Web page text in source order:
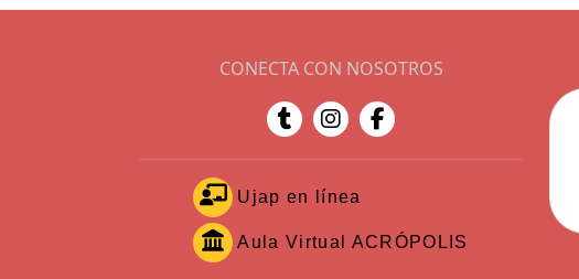
CONECTA CON NOSOTROS
Ujap en línea
Aula Virtual ACRÓPOLIS